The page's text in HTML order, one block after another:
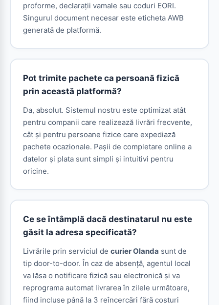
proforme, declarații vamale sau coduri EORI.
Singurul document necesar este eticheta AWB
generată de platformă.
Pot trimite pachete ca persoană fizică
prin această platformă?
Da, absolut. Sistemul nostru este optimizat atât
pentru companii care realizează livrări frecvente,
cât și pentru persoane fizice care expediază
pachete ocazionale. Pașii de completare online a
datelor și plata sunt simpli și intuitivi pentru
oricine.
Ce se întâmplă dacă destinatarul nu este
găsit la adresa specificată?
Livrările prin serviciul de curier Olanda sunt de
tip door-to-door. În caz de absență, agentul local
va lăsa o notificare fizică sau electronică și va
reprograma automat livrarea în zilele următoare,
fiind incluse până la 3 reîncercări fără costuri